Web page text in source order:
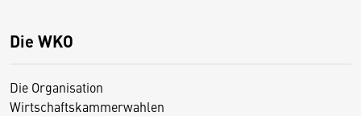
Die WKO
Die Organisation
Wirtschaftskammerwahlen